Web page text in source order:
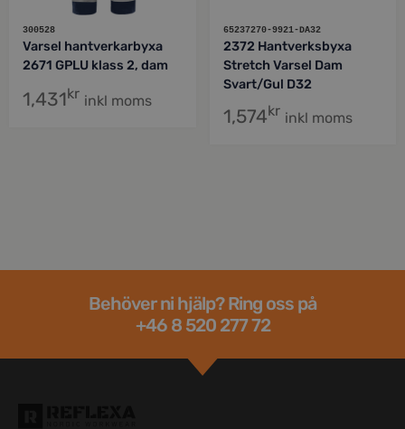
300528
Varsel hantverkarbyxa
2671 GPLU klass 2, dam
1,431kr inkl moms
65237270-9921-DA32
2372 Hantverksbyxa
Stretch Varsel Dam
Svart/Gul D32
1,574kr inkl moms
Behöver ni hjälp? Ring oss på
+46 8 520 277 72